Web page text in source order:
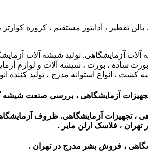
تقطیر ، آدابتور مستقیم ، کروزه
تولید شیشه آلات
، بورت ساده ، بورت ، شیشه آلات و
، انواع استوانه مدرج ، تولید کننده
آزمایشگاهی ، بررسی صنعت شیشه
، تجهیزات آزمایشگاهی. ظروف
، فلاسک ارلن مایر .
، فروش بشر مدرج در تهران .